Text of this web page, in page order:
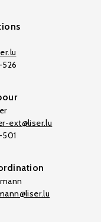
ext@liser.lu